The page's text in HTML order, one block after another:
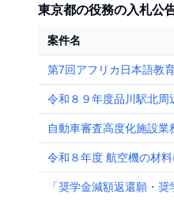
東京都の役務の入札公
案件名
第7回アフリカ日本語教
令和８９年度品川駅北周
自動車審査高度化施設
令和８年度 航空機の材
「奨学金減額返還願・